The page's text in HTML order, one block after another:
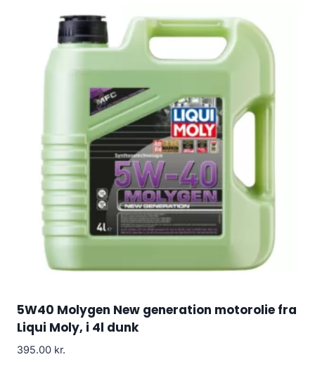
5W40 Molygen New generation motorolie fra
Liqui Moly, i 4l dunk
395.00 kr.